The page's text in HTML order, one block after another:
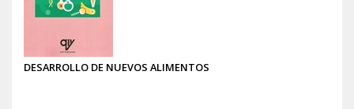
DESARROLLO DE NUEVOS ALIMENTOS